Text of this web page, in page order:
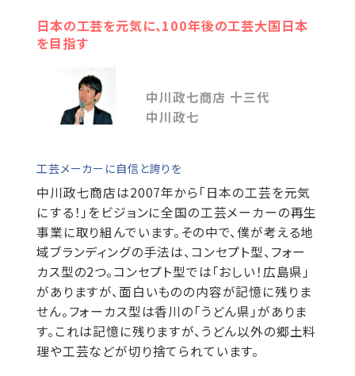
日本の工芸を元気に、100年後の工芸大国日本
を目指す
中川政七商店 十三代
中川政七
工芸メーカーに自信と誇りを
中川政七商店は2007年から「日本の工芸を元気
にする！」をビジョンに全国の工芸メーカーの再生
事業に取り組んでいます。その中で、僕が考える地
域ブランディングの手法は、コンセプト型、フォー
カス型の2つ。コンセプト型では「おしい！広島県」
がありますが、面白いものの内容が記憶に残りま
せん。フォーカス型は香川の「うどん県」がありま
す。これは記憶に残りますが、うどん以外の郷土料
理や工芸などが切り捨てられています。